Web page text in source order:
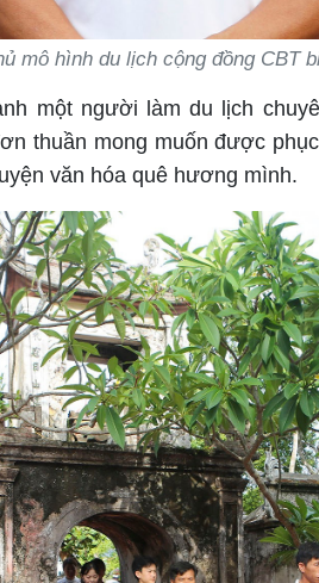
mô hình du lịch cộng đồng CBT
một người làm du lịch
thuần mong muốn được
văn hóa quê hương mình.